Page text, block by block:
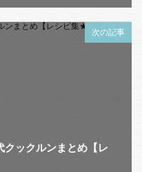
次の記事
クックルンまとめ【レ